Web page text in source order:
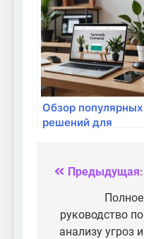
домашней сети:
полный гид
Обзор популярных
решений для
Навигация
записям
Предыдущая:
Полное
руководство по
анализу угроз и